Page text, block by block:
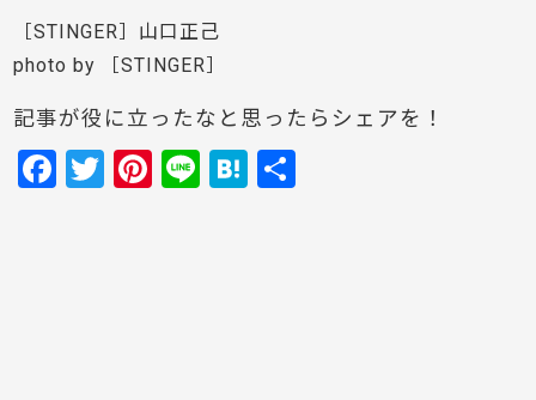
［STINGER］山口正己
photo by ［STINGER］
記事が役に立ったなと思ったらシェアを！
F
T
Pi Li H